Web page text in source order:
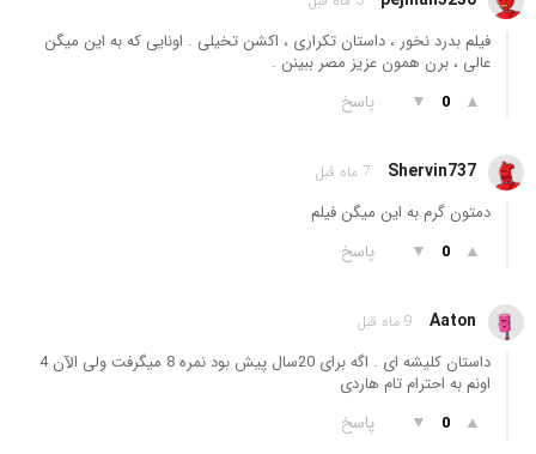
فیلم بدرد نخور ، داستان تکراری ، اکشن تخیلی . اونایی که به این میگن
عالی ، برن همون عزیز مصر ببینن .
▲
0
▼ پاسخ
Shervin737 7 ماه قبل
دمتون گرم به این میگن فیلم
▲
0
▼ پاسخ
Aaton 9 ماه قبل
داستان کلیشه ای . اگه برای 20سال پیش بود نمره 8 میگرفت ولی الآن 4
اونم به احترام تام هاردی
▲
0
▼ پاسخ